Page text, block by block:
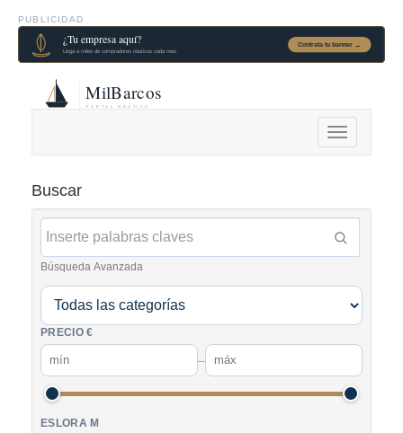
PUBLICIDAD
Alternar
navegación
Buscar
Búsqueda Avanzada
PRECIO €
–
ESLORA M